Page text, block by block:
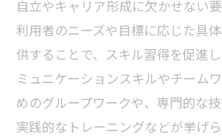
自立やキャリア形成に欠かせない要
利用者のニーズや目標に応じた具
供することで、スキル習得を促進
ミュニケーションスキルやチーム
めのグループワークや、専門的な
実践的なトレーニングなどが挙げ